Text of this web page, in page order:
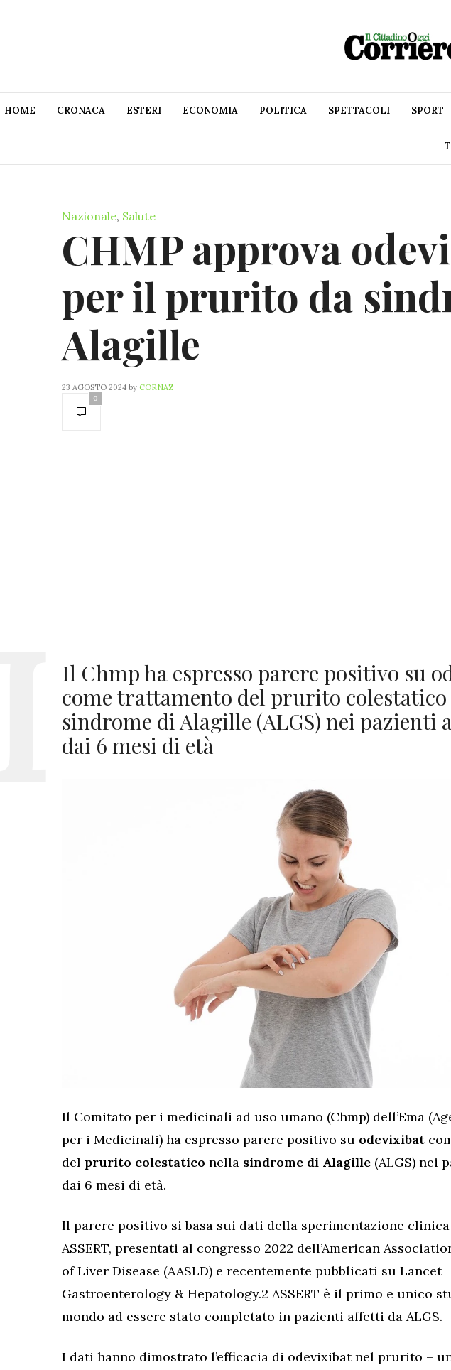
HOME CRONACA ESTERI ECONOMIA POLITICA SPETTACOLI SPORT
Nazionale, Salute
CHMP approva
per il prurito da
Alagille
23 AGOSTO 2024 by CORNAZ
0
Il Chmp ha espresso parere positivo su
come trattamento del prurito
sindrome di Alagille (ALGS) nei pazienti
dai 6 mesi di età
Il Comitato per i medicinali ad uso umano (Chmp) dell’Ema
per i Medicinali) ha espresso parere positivo su odevixibat
del prurito colestatico nella sindrome di Alagille (ALGS) nei
dai 6 mesi di età.
Il parere positivo si basa sui dati della sperimentazione
ASSERT, presentati al congresso 2022 dell’American
of Liver Disease (AASLD) e recentemente pubblicati su Lancet
Gastroenterology & Hepatology.2 ASSERT è il primo e unico
mondo ad essere stato completato in pazienti affetti da ALGS.
I dati hanno dimostrato l’efficacia di odevixibat nel prurito –